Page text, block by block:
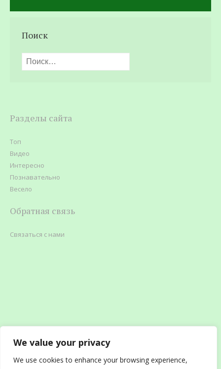
We value your privacy
We use cookies to enhance your browsing experience,
Поиск
Найти:
Разделы сайта
Топ
Видео
Интересно
Познавательно
Весело
Обратная связь
Связаться с нами